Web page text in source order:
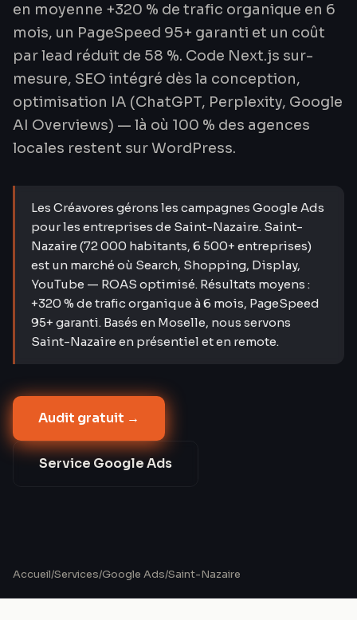
en moyenne +320 % de trafic organique en 6
mois, un PageSpeed 95+ garanti et un coût
par lead réduit de 58 %. Code Next.js sur-
mesure, SEO intégré dès la conception,
optimisation IA (ChatGPT, Perplexity, Google
AI Overviews) — là où 100 % des agences
locales restent sur WordPress.
Les Créavores gérons les campagnes Google Ads
pour les entreprises de Saint-Nazaire. Saint-
Nazaire (72 000 habitants, 6 500+ entreprises)
est un marché où Search, Shopping, Display,
YouTube — ROAS optimisé. Résultats moyens :
+320 % de trafic organique à 6 mois, PageSpeed
95+ garanti. Basés en Moselle, nous servons
Saint-Nazaire en présentiel et en remote.
Audit gratuit →
Service Google Ads
Accueil/Services/Google Ads/Saint-Nazaire